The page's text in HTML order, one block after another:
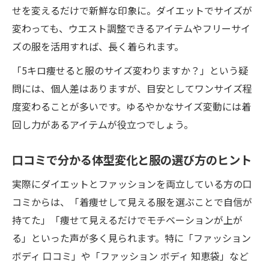
せを変えるだけで新鮮な印象に。ダイエットでサイズが
変わっても、ウエスト調整できるアイテムやフリーサイ
ズの服を活用すれば、長く着られます。
「5キロ痩せると服のサイズ変わりますか？」という疑
問には、個人差はありますが、目安としてワンサイズ程
度変わることが多いです。ゆるやかなサイズ変動には着
回し力があるアイテムが役立つでしょう。
口コミで分かる体型変化と服の選び方のヒント
実際にダイエットとファッションを両立している方の口
コミからは、「着痩せして見える服を選ぶことで自信が
持てた」「痩せて見えるだけでモチベーションが上が
る」といった声が多く見られます。特に「ファッション
ボディ 口コミ」や「ファッション ボディ 知恵袋」など